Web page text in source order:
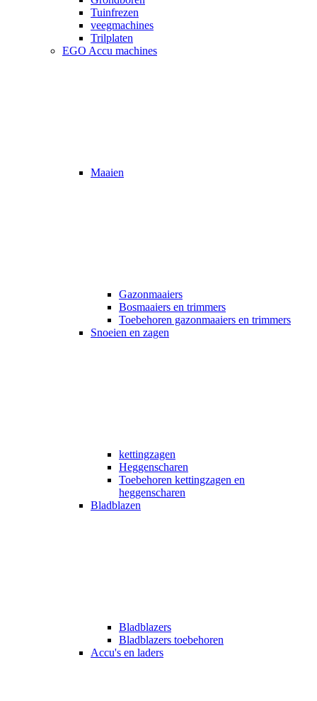
Tuinfrezen
veegmachines
Trilplaten
EGO Accu machines
Maaien
Gazonmaaiers
Bosmaaiers en trimmers
Toebehoren gazonmaaiers en trimmers
Snoeien en zagen
kettingzagen
Heggenscharen
Toebehoren kettingzagen en
heggenscharen
Bladblazen
Bladblazers
Bladblazers toebehoren
Accu's en laders